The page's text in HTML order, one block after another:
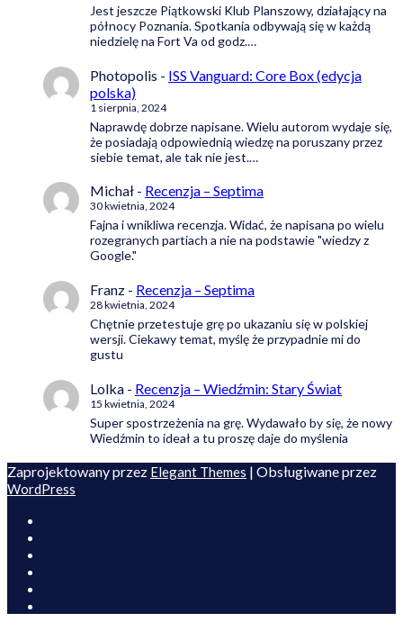
Jest jeszcze Piątkowski Klub Planszowy, działający na
północy Poznania. Spotkania odbywają się w każdą
niedzielę na Fort Va od godz.…
Photopolis - ISS Vanguard: Core Box (edycja
polska)
1 sierpnia, 2024
Naprawdę dobrze napisane. Wielu autorom wydaje się,
że posiadają odpowiednią wiedzę na poruszany przez
siebie temat, ale tak nie jest.…
Michał - Recenzja – Septima
30 kwietnia, 2024
Fajna i wnikliwa recenzja. Widać, że napisana po wielu
rozegranych partiach a nie na podstawie "wiedzy z
Google."
Franz - Recenzja – Septima
28 kwietnia, 2024
Chętnie przetestuje grę po ukazaniu się w polskiej
wersji. Ciekawy temat, myślę że przypadnie mi do
gustu
Lolka - Recenzja – Wiedźmin: Stary Świat
15 kwietnia, 2024
Super spostrzeżenia na grę. Wydawało by się, że nowy
Wiedźmin to ideał a tu proszę daje do myślenia
Zaprojektowany przez Elegant Themes | Obsługiwane przez
WordPress